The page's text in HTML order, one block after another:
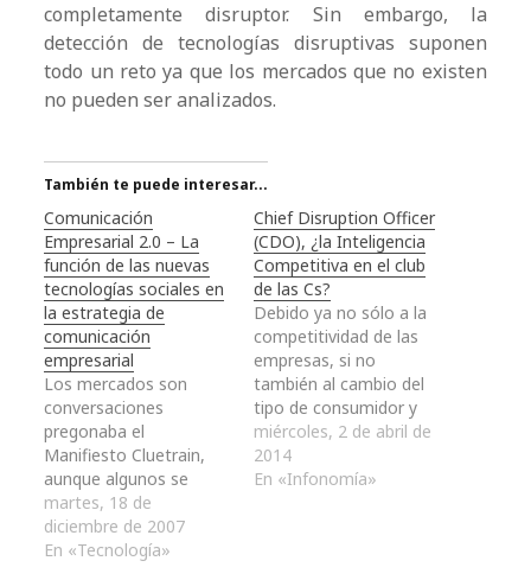
completamente disruptor. Sin embargo, la
detección de tecnologías disruptivas suponen
todo un reto ya que los mercados que no existen
no pueden ser analizados.
También te puede interesar...
Comunicación
Empresarial 2.0 – La
función de las nuevas
tecnologías sociales en
la estrategia de
comunicación
empresarial
Los mercados son
conversaciones
pregonaba el
Manifiesto Cluetrain,
aunque algunos se
hayan olvidado el placer
de la conversación. El
Mundo ya se constriñe
martes, 18 de
diciembre de 2007
En «Tecnología»
Chief Disruption Officer
(CDO), ¿la Inteligencia
Competitiva en el club
de las Cs?
Debido ya no sólo a la
competitividad de las
empresas, si no
también al cambio del
tipo de consumidor y
sus exigencias, las
empresas se enfrentan
a escenarios más
miércoles, 2 de abril de
2014
En «Infonomía»